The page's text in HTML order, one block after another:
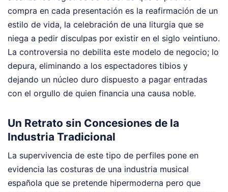
compra en cada presentación es la reafirmación de un
estilo de vida, la celebración de una liturgia que se
niega a pedir disculpas por existir en el siglo veintiuno.
La controversia no debilita este modelo de negocio; lo
depura, eliminando a los espectadores tibios y
dejando un núcleo duro dispuesto a pagar entradas
con el orgullo de quien financia una causa noble.
Un Retrato sin Concesiones de la
Industria Tradicional
La supervivencia de este tipo de perfiles pone en
evidencia las costuras de una industria musical
española que se pretende hipermoderna pero que